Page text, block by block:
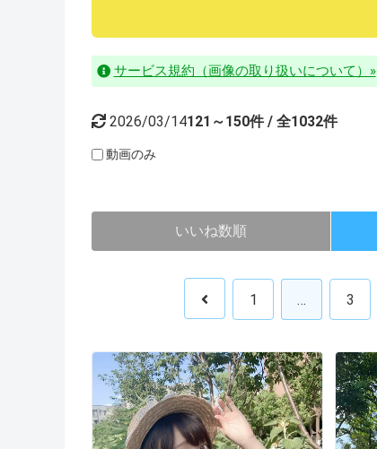
サービス規約（画像の取り扱いについて）»
2026/03/14121～150件 / 全1032件
動画のみ
いいね数順
1 … 3